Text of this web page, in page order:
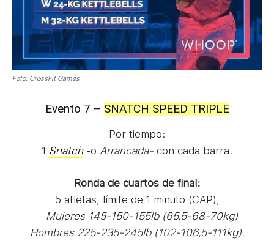
Foto: CrossFit Games
Evento 7 – SNATCH SPEED TRIPLE
Por tiempo:
1 Snatch-o Arrancada- con cada barra.
Ronda de cuartos de final:
5 atletas, límite de 1 minuto (CAP),
Mujeres 145-150-155lb (65,5-68-70kg)
Hombres 225-235-245lb (102-106,5-111kg).